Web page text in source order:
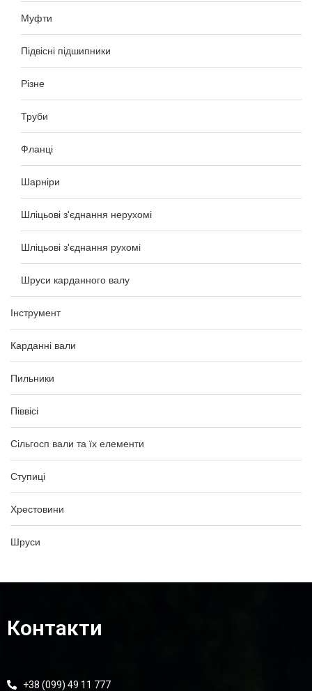
Муфти
Підвісні підшипники
Різне
Труби
Фланці
Шарніри
Шліцьові з'єднання нерухомі
Шліцьові з'єднання рухомі
Шруси карданного валу
Інструмент
Карданні вали
Пильники
Піввісі
Сільгосп вали та їх елементи
Ступиці
Хрестовини
Шруси
Контакти
+38 (099) 49 11 777